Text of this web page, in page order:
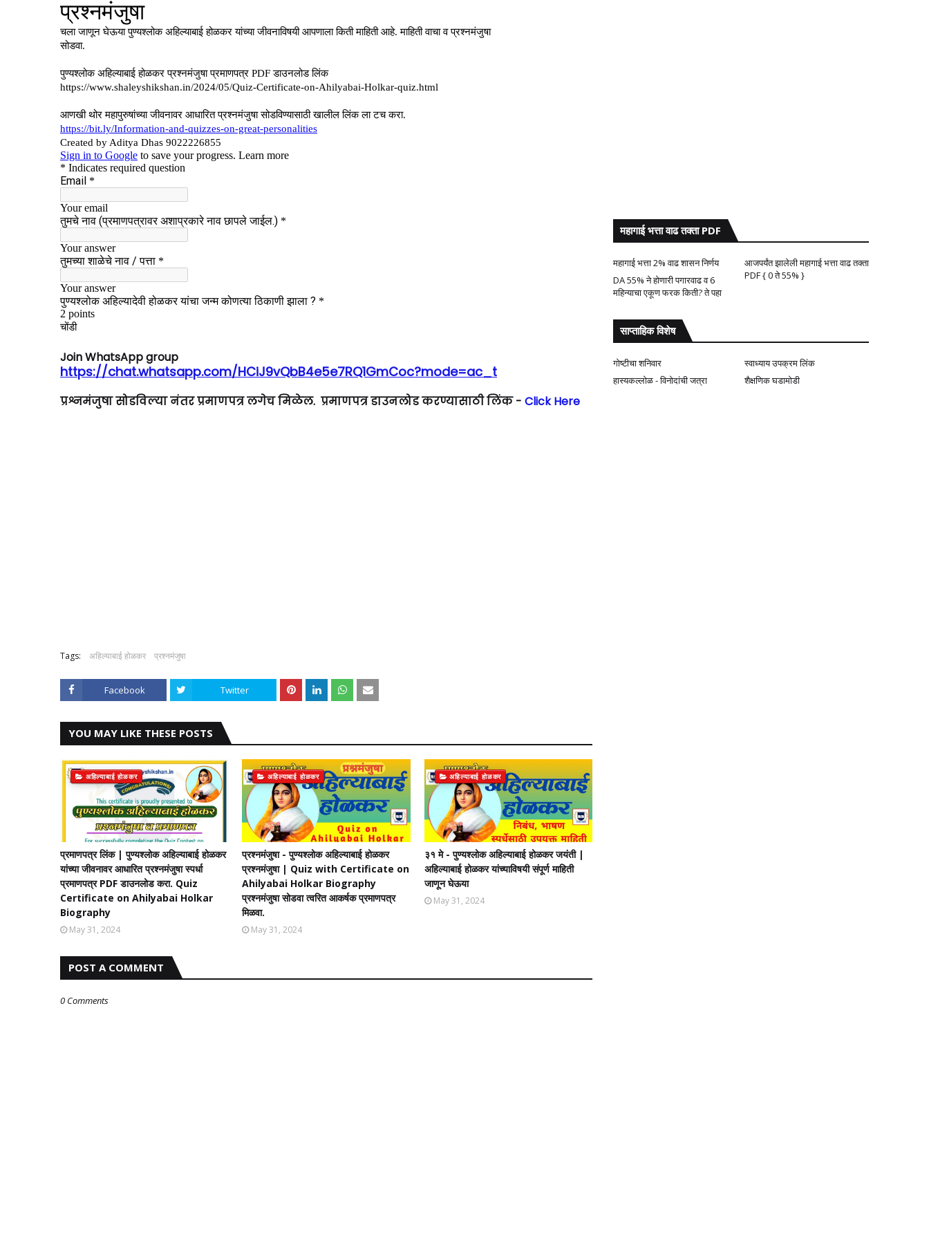
Join WhatsApp group
https://chat.whatsapp.com/HCiJ9vQbB4e5e7RQ1GmCoc?mode=ac_t
प्रश्नमंजुषा सोडविल्या नंतर प्रमाणपत्र लगेच मिळेल. प्रमाणपत्र डाउनलोड करण्यासाठी लिंक - Click Here
Tags: अहिल्याबाई होळकर प्रश्नमंजुषा
Facebook Twitter
YOU MAY LIKE THESE POSTS
अहिल्याबाई होळकर
प्रमाणपत्र लिंक | पुण्यश्लोक अहिल्याबाई होळकर
यांच्या जीवनावर आधारित प्रश्नमंजुषा स्पर्धा
प्रमाणपत्र PDF डाउनलोड करा. Quiz
Certificate on Ahilyabai Holkar
Biography
May 31, 2024
अहिल्याबाई होळकर
प्रश्नमंजुषा - पुण्यश्लोक अहिल्याबाई होळकर
प्रश्नमंजुषा | Quiz with Certificate on
Ahilyabai Holkar Biography
प्रश्नमंजुषा सोडवा त्वरित आकर्षक प्रमाणपत्र
मिळवा.
May 31, 2024
अहिल्याबाई होळकर
३१ मे - पुण्यश्लोक अहिल्याबाई होळकर जयंती |
अहिल्याबाई होळकर यांच्याविषयी संपूर्ण माहिती
जाणून घेऊया
May 31, 2024
POST A COMMENT
0 Comments
महागाई भत्ता वाढ तक्ता PDF
महागाई भत्ता 2% वाढ शासन निर्णय
आजपर्यंत झालेली महागाई भत्ता वाढ तक्ता
PDF { 0 ते 55% }
DA 55% ने होणारी पगारवाढ व 6
महिन्याचा एकूण फरक किती? ते पहा
साप्ताहिक विशेष
गोष्टीचा शनिवार
स्वाध्याय उपक्रम लिंक
हास्यकल्लोळ - विनोदांची जत्रा
शैक्षणिक घडामोडी